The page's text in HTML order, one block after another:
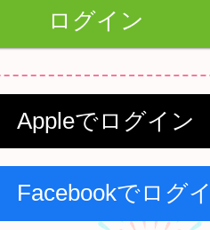
Appleでログイン
Facebookでログ